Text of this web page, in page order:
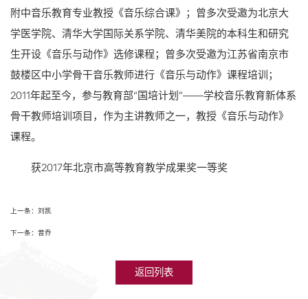
附中音乐教育专业教授《音乐综合课》；曾多次受邀为北京大
学医学院、清华大学国际关系学院、清华美院的本科生和研究
生开设《音乐与动作》选修课程；曾多次受邀为江苏省南京市
鼓楼区中小学骨干音乐教师进行《音乐与动作》课程培训；
2011年起至今，参与教育部“国培计划”——学校音乐教育新体系
骨干教师培训项目，作为主讲教师之一，教授《音乐与动作》
课程。
获2017年北京市高等教育教学成果奖一等奖
上一条：刘凯
下一条：曾乔
返回列表